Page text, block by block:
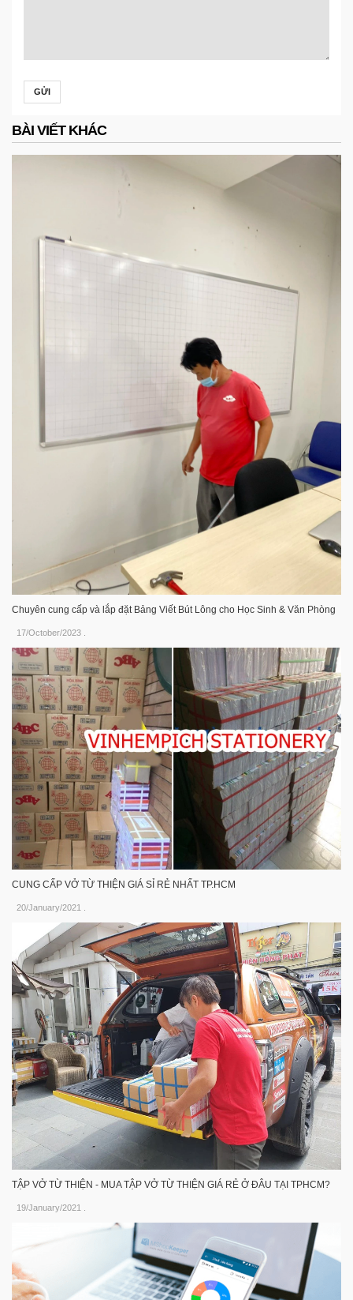
GỬI
BÀI VIẾT KHÁC
Chuyên cung cấp và lắp đặt Bảng Viết Bút Lông cho Học Sinh & Văn Phòng
17/October/2023 .
CUNG CẤP VỞ TỪ THIỆN GIÁ SỈ RẺ NHẤT TP.HCM
20/January/2021
TẬP VỞ TỪ THIỆN - MUA TẬP VỞ TỪ THIỆN GIÁ RẺ Ở ĐÂU TẠI TPHCM?
19/January/2021